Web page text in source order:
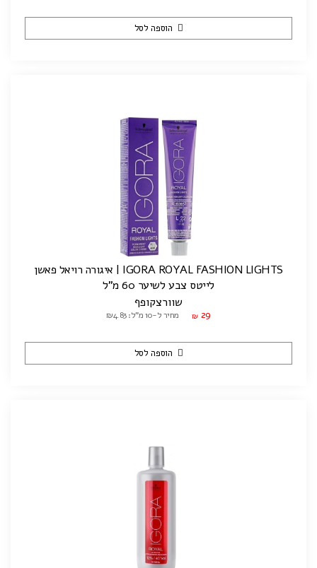
הוספה לסל
IGORA ROYAL FASHION LIGHTS | איגורה רויאל פאשן
לייטס צבע לשיער 60 מ"ל
שוורצקופף
₪ 29 מחיר ל-10 מ"ל: ₪4.83
הוספה לסל